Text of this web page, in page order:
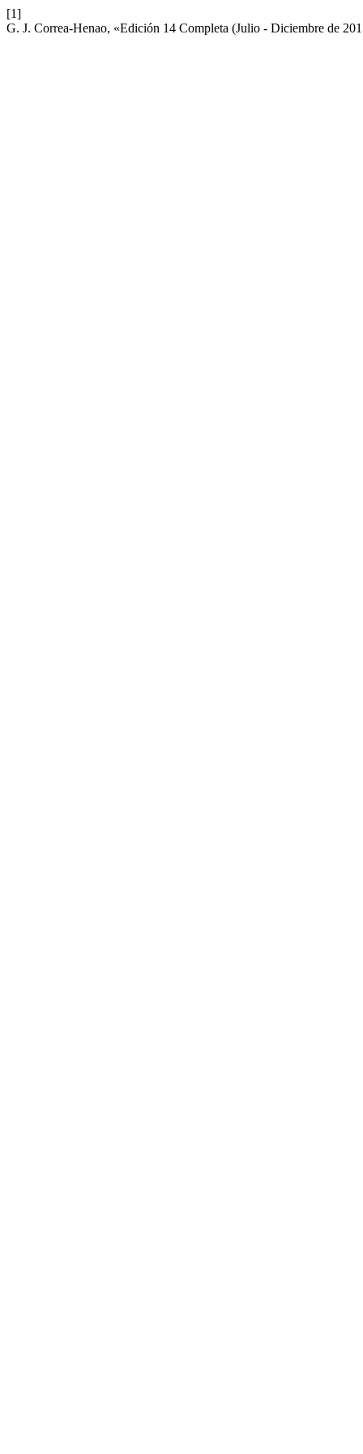
[1]
G. J. Correa-Henao, «Edición 14 Completa (Julio - Diciembre de